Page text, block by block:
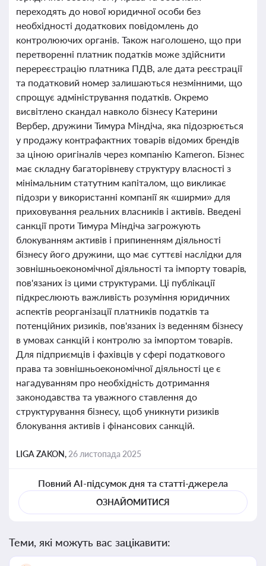
переходять до нової юридичної особи без
необхідності додаткових повідомлень до
контролюючих органів. Також наголошено, що при
перетворенні платник податків може здійснити
перереєстрацію платника ПДВ, але дата реєстрації
та податковий номер залишаються незмінними, що
спрощує адміністрування податків. Окремо
висвітлено скандал навколо бізнесу Катерини
Вербер, дружини Тимура Міндіча, яка підозрюється
у продажу контрафактних товарів відомих брендів
за ціною оригіналів через компанію Kameron. Бізнес
має складну багаторівневу структуру власності з
мінімальним статутним капіталом, що викликає
підозри у використанні компанії як «ширми» для
приховування реальних власників і активів. Введені
санкції проти Тимура Міндіча загрожують
блокуванням активів і припиненням діяльності
бізнесу його дружини, що має суттєві наслідки для
зовнішньоекономічної діяльності та імпорту товарів,
пов'язаних із цими структурами. Ці публікації
підкреслюють важливість розуміння юридичних
аспектів реорганізації платників податків та
потенційних ризиків, пов'язаних із веденням бізнесу
в умовах санкцій і контролю за імпортом товарів.
Для підприємців і фахівців у сфері податкового
права та зовнішньоекономічної діяльності це є
нагадуванням про необхідність дотримання
законодавства та уважного ставлення до
структурування бізнесу, щоб уникнути ризиків
блокування активів і фінансових санкцій.
LIGA ZAKON, 26 листопада 2025
Повний AI-підсумок дня та статті-джерела
ОЗНАЙОМИТИСЯ
Теми, які можуть вас зацікавити: